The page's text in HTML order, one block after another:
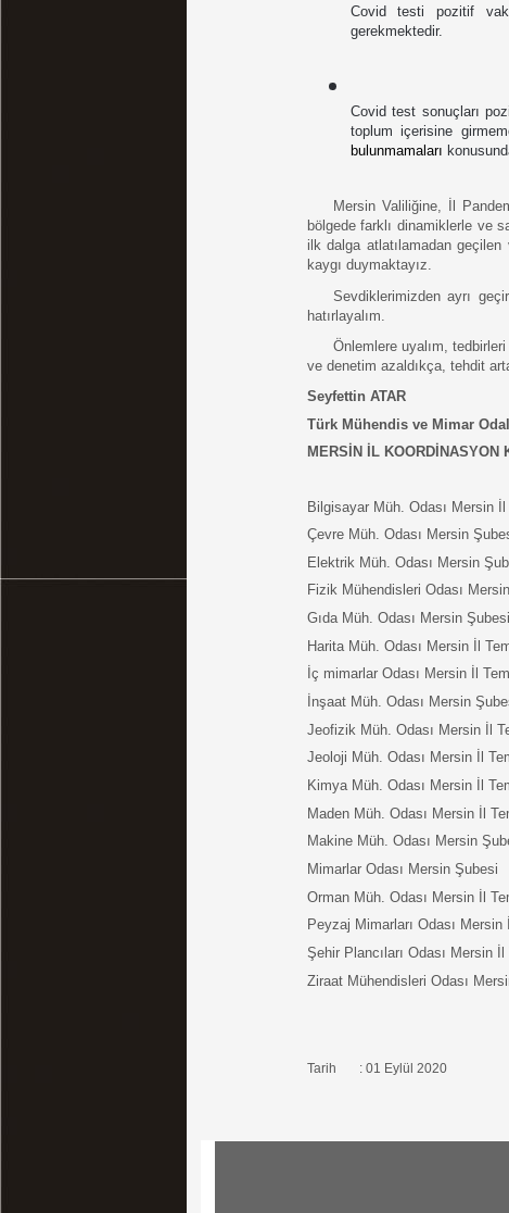
Covid testi pozitif
gerekmektedir.
Covid test sonuçları
toplum içerisine
bulunmamaları
Mersin Valiliğine, İl
bölgede farklı dinamiklerle ve
ilk dalga atlatılamadan
kaygı duymaktayız.
Sevdiklerimizden ayrı
hatırlayalım.
Önlemlere uyalım,
ve denetim azaldıkça, tehdit
Seyfettin ATAR
Türk Mühendis ve Mimar
MERSİN İL KOORDİNASYON
Bilgisayar Müh. Odası Mersin
Çevre Müh. Odası Mersin
Elektrik Müh. Odası Mersin
Fizik Mühendisleri Odası
Gıda Müh. Odası Mersin Şubesi
Harita Müh. Odası Mersin İl
İç mimarlar Odası Mersin İl
İnşaat Müh. Odası Mersin
Jeofizik Müh. Odası Mersin İl
Jeoloji Müh. Odası Mersin İl
Kimya Müh. Odası Mersin İl
Maden Müh. Odası Mersin İl
Makine Müh. Odası Mersin
Mimarlar Odası Mersin Şubesi
Orman Müh. Odası Mersin İl
Peyzaj Mimarları Odası
Şehir Plancıları Odası Mersin
Ziraat Mühendisleri Odası
Tarih : 01 Eylül 2020